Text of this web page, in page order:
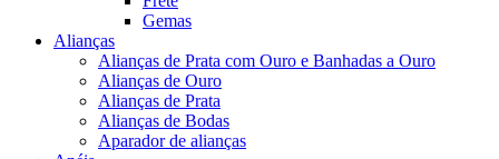
Gemas
Alianças
Alianças de Prata com Ouro e Banhadas a Ouro
Alianças de Ouro
Alianças de Prata
Alianças de Bodas
Aparador de alianças